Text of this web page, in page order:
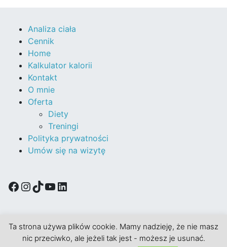
Analiza ciała
Cennik
Home
Kalkulator kalorii
Kontakt
O mnie
Oferta
Diety
Treningi
Polityka prywatności
Umów się na wizytę
Dumnie wspierany przez WordPress|Motyw:
Ta strona używa plików cookie. Mamy nadzieję, że nie masz
nic przeciwko, ale jeżeli tak jest - możesz je usunać.